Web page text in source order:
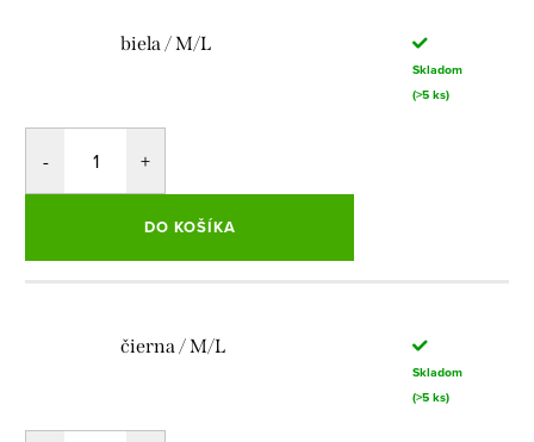
biela / M/L
Skladom
(>5 ks)
DO KOŠÍKA
čierna / M/L
Skladom
(>5 ks)